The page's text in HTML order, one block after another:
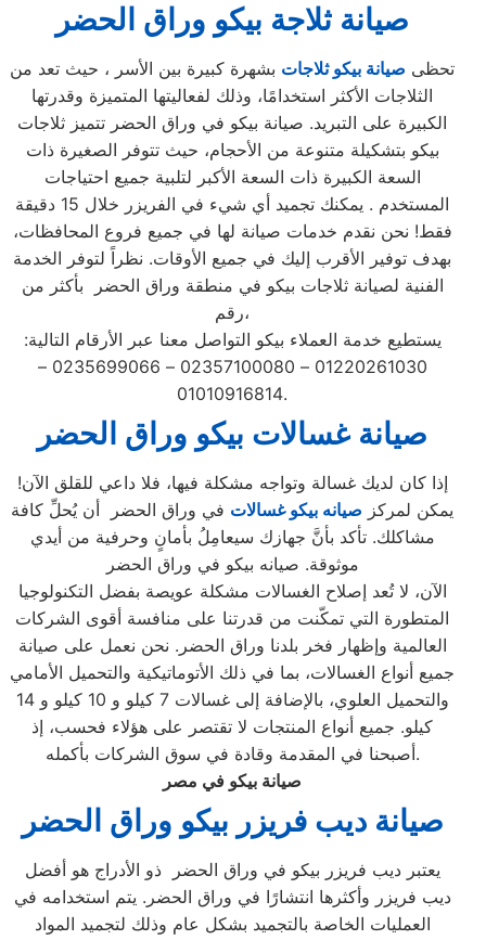
صيانة ثلاجة بيكو وراق الحضر
تحظى صيانة بيكو ثلاجات بشهرة كبيرة بين الأسر ، حيث تعد من
الثلاجات الأكثر استخدامًا، وذلك لفعاليتها المتميزة وقدرتها
الكبيرة على التبريد. صيانة بيكو في وراق الحضر تتميز ثلاجات
بيكو بتشكيلة متنوعة من الأحجام، حيث تتوفر الصغيرة ذات
السعة الكبيرة ذات السعة الأكبر لتلبية جميع احتياجات
المستخدم . يمكنك تجميد أي شيء في الفريزر خلال 15 دقيقة
فقط! نحن نقدم خدمات صيانة لها في جميع فروع المحافظات،
بهدف توفير الأقرب إليك في جميع الأوقات. نظراً لتوفر الخدمة
الفنية لصيانة ثلاجات بيكو في منطقة وراق الحضر بأكثر من
رقم،
يستطيع خدمة العملاء بيكو التواصل معنا عبر الأرقام التالية:
01220261030 – 02357100080 – 0235699066 –
01010916814.
صيانة غسالات بيكو وراق الحضر
إذا كان لديك غسالة وتواجه مشكلة فيها، فلا داعي للقلق الآن!
يمكن لمركز صيانه بيكو غسالات في وراق الحضر أن يُحلِّ كافة
مشاكلك. تأكد بأنَّ جهازك سيعامِلُ بأمانٍ وحرفية من أيدي
موثوقة. صيانه بيكو في وراق الحضر
الآن، لا تُعد إصلاح الغسالات مشكلة عويصة بفضل التكنولوجيا
المتطورة التي تمكّنت من قدرتنا على منافسة أقوى الشركات
العالمية وإظهار فخر بلدنا وراق الحضر. نحن نعمل على صيانة
جميع أنواع الغسالات، بما في ذلك الأتوماتيكية والتحميل الأمامي
والتحميل العلوي، بالإضافة إلى غسالات 7 كيلو و 10 كيلو و 14
كيلو. جميع أنواع المنتجات لا تقتصر على هؤلاء فحسب، إذ
أصبحنا في المقدمة وقادة في سوق الشركات بأكمله.
صيانة بيكو في مصر
صيانة ديب فريزر بيكو وراق الحضر
يعتبر ديب فريزر بيكو في وراق الحضر ذو الأدراج هو أفضل
ديب فريزر وأكثرها انتشارًا في وراق الحضر. يتم استخدامه في
العمليات الخاصة بالتجميد بشكل عام وذلك لتجميد المواد